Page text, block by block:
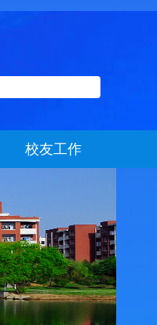
校友工作